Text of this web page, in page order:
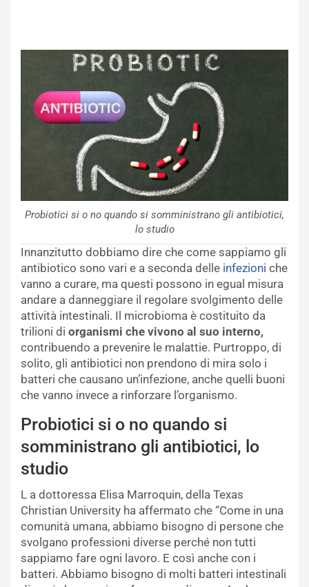
Probiotici si o no quando si somministrano gli antibiotici,
lo studio
Innanzitutto dobbiamo dire che come sappiamo gli
antibiotico sono vari e a seconda delle infezioni che
vanno a curare, ma questi possono in egual misura
andare a danneggiare il regolare svolgimento delle
attività intestinali. Il microbioma è costituito da
trilioni di organismi che vivono al suo interno,
contribuendo a prevenire le malattie. Purtroppo, di
solito, gli antibiotici non prendono di mira solo i
batteri che causano un’infezione, anche quelli buoni
che vanno invece a rinforzare l’organismo.
Probiotici si o no quando si
somministrano gli antibiotici, lo
studio
L a dottoressa Elisa Marroquin, della Texas
Christian University ha affermato che “Come in una
comunità umana, abbiamo bisogno di persone che
svolgano professioni diverse perché non tutti
sappiamo fare ogni lavoro. E così anche con i
batteri. Abbiamo bisogno di molti batteri intestinali